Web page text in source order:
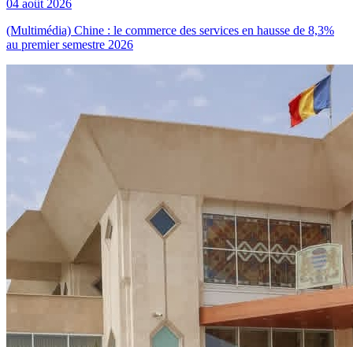
04 août 2026
(Multimédia) Chine : le commerce des services en hausse de 8,3%
au premier semestre 2026